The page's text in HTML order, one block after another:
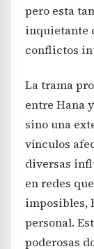
pero esta
inquietante
conflictos
La trama
entre Hana
sino una
vínculos
diversas
en redes
imposibles,
personal.
poderosas